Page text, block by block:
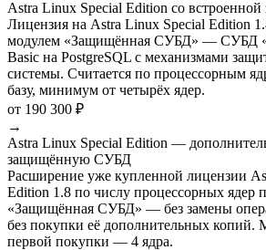
Astra Linux Special Edition со
Лицензия на Astra Linux Special Edition
модулем «Защищённая СУБД» — СУБД
Basic на PostgreSQL с механизмами
системы. Считается по процессорным
базу, минимум от четырёх ядер.
от 190 300 ₽
→
Astra Linux Special Edition —
защищённую СУБД
Расширение уже купленной лицензии
Edition 1.8 по числу процессорных ядер
«Защищённая СУБД» — без замены
без покупки её дополнительных
первой покупки — 4 ядра.